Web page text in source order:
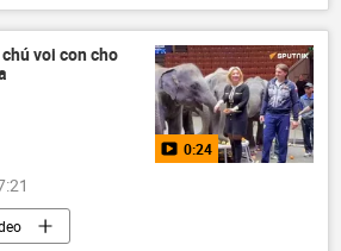
Maria Zakharova
giao Nga
voi con cho
0:24